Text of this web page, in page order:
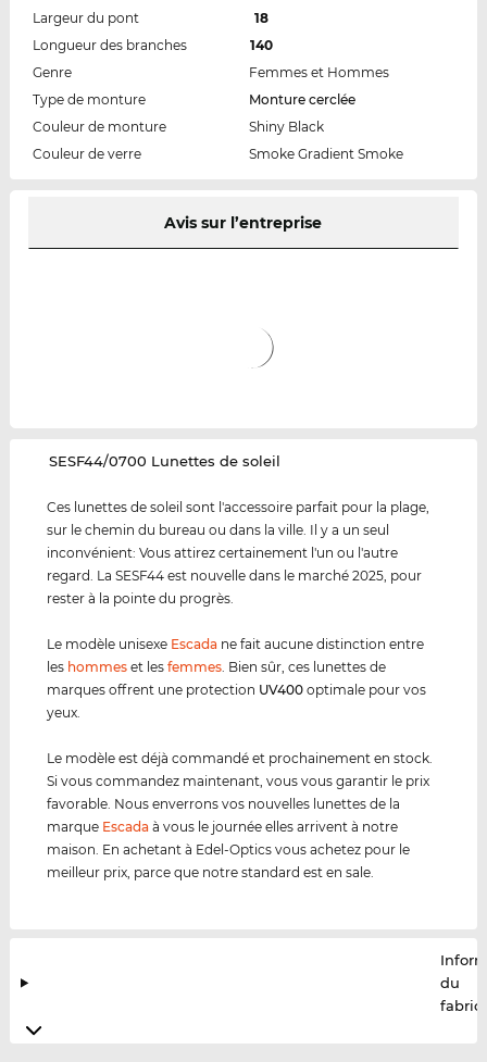
Largeur du pont
18
Longueur des branches
140
Genre
Femmes et Hommes
Type de monture
Monture cerclée
Couleur de monture
Shiny Black
Couleur de verre
Smoke Gradient Smoke
Avis sur l’entreprise
‌SESF44/0700 Lunettes de soleil
Ces lunettes de soleil sont l'accessoire parfait pour la plage,
sur le chemin du bureau ou dans la ville. Il y a un seul
inconvénient: Vous attirez certainement l'un ou l'autre
regard. La SESF44 est nouvelle dans le marché 2025, pour
rester à la pointe du progrès.
Le modèle unisexe Escada ne fait aucune distinction entre
les hommes et lesfemmes . Bien sûr, ces lunettes de
marques offrent une protection UV400 optimale pour vos
yeux.
Le modèle est déjà commandé et prochainement en stock.
Si vous commandez maintenant, vous vous garantir le prix
favorable. Nous enverrons vos nouvelles lunettes de la
marque Escada à vous le journée elles arrivent à notre
maison. En achetant à Edel-Optics vous achetez pour le
meilleur prix, parce que notre standard est en sale.
du